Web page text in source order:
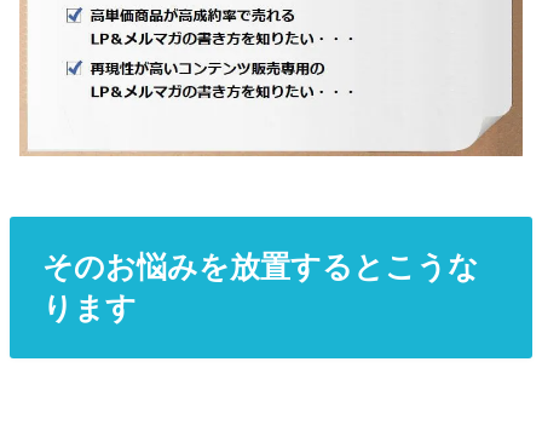
そのお悩みを放置するとこうな
ります